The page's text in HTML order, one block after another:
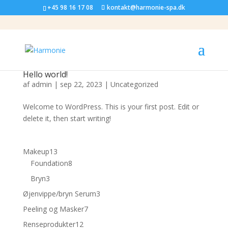
+45 98 16 17 08 kontakt@harmonie-spa.dk
Hello world!
af admin | sep 22, 2023 | Uncategorized
Welcome to WordPress. This is your first post. Edit or
delete it, then start writing!
Makeup1313
varer
Foundation88
Bryn33
varer
Øjenvippe/bryn Serum33
Peeling og Masker77
Renseprodukter1212